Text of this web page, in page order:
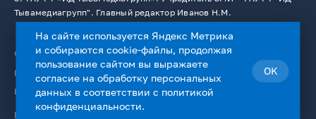
Тывамедиагрупп". Главный редактор Иванов Н.М.
© 2026. Все права защищены.
12+
Пользовательское соглашение
Использование cookie-файлов
Работает на
На сайте используется Яндекс Метрика
и собираются cookie-файлы, продолжая
пользование сайтом вы выражаете
согласие наобработку персональных
данных в соответствии с политикой
конфиденциальности.
OK